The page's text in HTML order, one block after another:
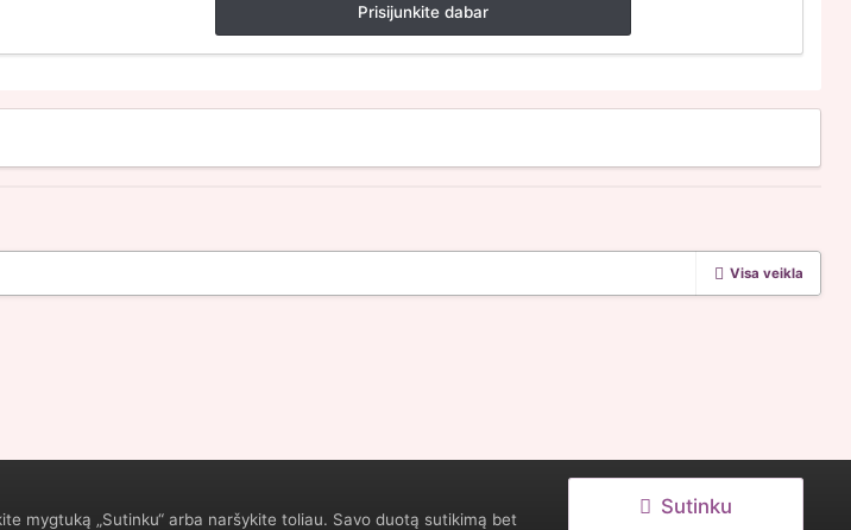
Prisijunkite dabar
Visa veikla
mygtuką „Sutinku“ arba naršykite toliau. Savo duotą sutikimą bet
Sutinku